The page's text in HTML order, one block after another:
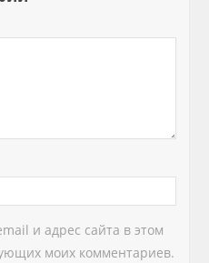
и адрес сайта в этом
моих комментариев.